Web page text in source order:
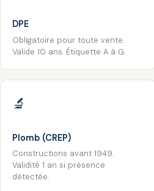
DPE
Obligatoire pour toute vente.
Valide 10 ans. Étiquette A à G.
🔬
Plomb (CREP)
Constructions avant 1949.
Validité 1 an si présence
détectée.